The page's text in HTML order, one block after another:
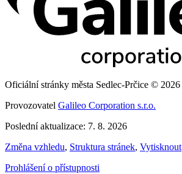
Oficiální stránky města Sedlec-Prčice © 2026
Provozovatel Galileo Corporation s.r.o.
Poslední aktualizace: 7. 8. 2026
Změna vzhledu, Struktura stránek, Vytisknout
Prohlášení o přístupnosti